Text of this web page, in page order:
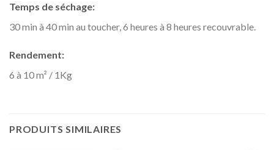
Temps de séchage:
30 min à 40 min au toucher, 6 heures à 8 heures recouvrable.
Rendement:
6 à 10 m² / 1Kg
PRODUITS SIMILAIRES